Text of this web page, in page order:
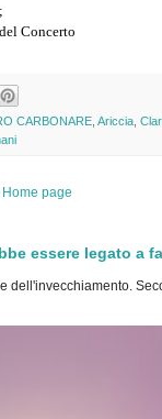
Concerto
CARBONARE Ariccia
Home page
essere legato a
dell'invecchiamento.